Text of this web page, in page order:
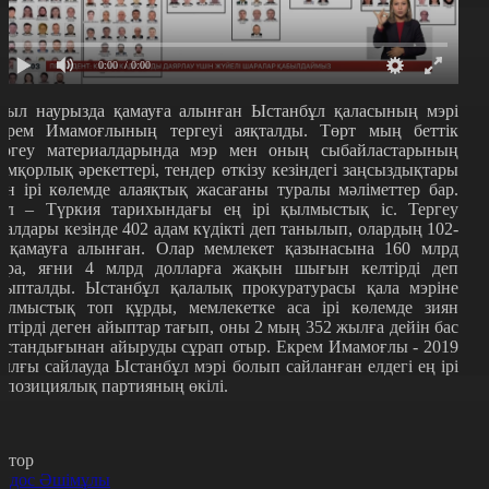
0:00 / 0:00
наурызда қамауға алынған Ыстанбұл қаласының мэрі
Имамоғлының тергеуі аяқталды. Төрт мың беттік
материалдарында мэр мен оның сыбайластарының
әрекеттері, тендер өткізу кезіндегі заңсыздықтары
ірі көлемде алаяқтық жасағаны туралы мәліметтер бар.
– Түркия тарихындағы ең ірі қылмыстық іс. Тергеу
кезінде 402 адам күдікті деп танылып, олардың 102-
қамауға алынған. Олар мемлекет қазынасына 160 млрд
яғни 4 млрд долларға жақын шығын келтірді деп
Ыстанбұл қалалық прокуратурасы қала мэріне
топ құрды, мемлекетке аса ірі көлемде зиян
деген айыптар тағып, оны 2 мың 352 жылға дейін бас
айыруды сұрап отыр. Екрем Имамоғлы - 2019
сайлауда Ыстанбұл мэрі болып сайланған елдегі ең ірі
партияның өкілі.
Әшімұлы